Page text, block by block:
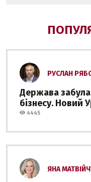
РУСЛАН
Держава
бізнесу. Новий
4445
ЯНА